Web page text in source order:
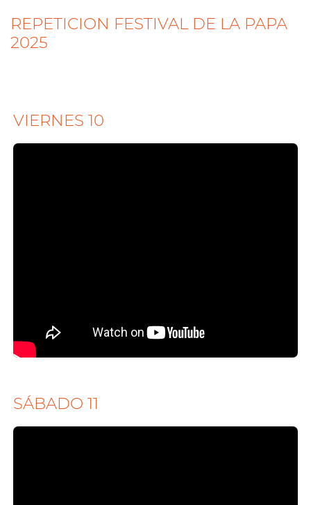
REPETICION FESTIVAL DE LA PAPA
2025
VIERNES 10
SÁBADO 11